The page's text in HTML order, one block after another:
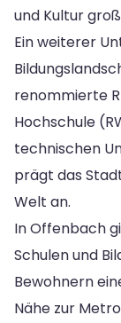
und Kultur
Ein weiterer
renommierte
Hochschule
technischen
prägt das
Welt an.
In Offenbach
Schulen und
Bewohnern
Nähe zur